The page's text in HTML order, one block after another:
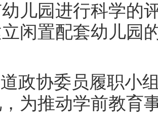
儿园进行科学的
闲置配套幼儿园
政协委员履职小
为推动学前教育